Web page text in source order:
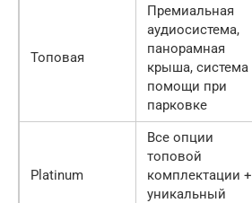
Топовая
Премиальная
аудиосистема,
панорамная
крыша, система
помощи при
парковке
Platinum
Все опции
топовой
комплектации +
уникальный